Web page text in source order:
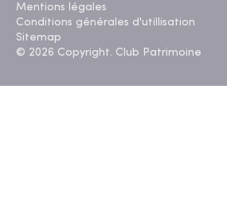
Mentions légales
Conditions générales d'utillisation
Sitemap
© 2026 Copyright. Club Patrimoine